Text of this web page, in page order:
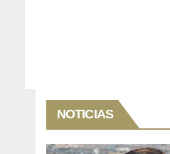
NOTICIAS